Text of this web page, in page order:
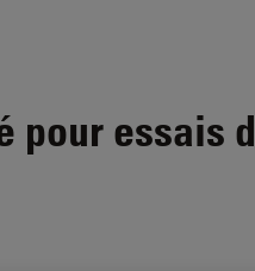
essais